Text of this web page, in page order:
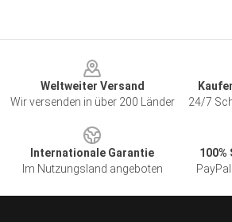
Weltweiter Versand
Wir versenden in über 200 Länder
24/7
Internationale Garantie
Im Nutzungsland angeboten